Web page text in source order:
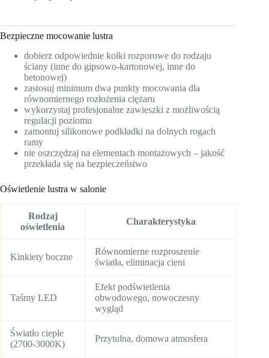
Bezpieczne mocowanie lustra
dobierz odpowiednie kołki rozporowe do rodzaju
ściany (inne do gipsowo-kartonowej, inne do
betonowej)
zastosuj minimum dwa punkty mocowania dla
równomiernego rozłożenia ciężaru
wykorzystaj profesjonalne zawieszki z możliwością
regulacji poziomu
zamontuj silikonowe podkładki na dolnych rogach
ramy
nie oszczędzaj na elementach montażowych – jakość
przekłada się na bezpieczeństwo
Oświetlenie lustra w salonie
Rodzaj
oświetlenia
Charakterystyka
Kinkiety boczne
Równomierne rozproszenie
światła, eliminacja cieni
Taśmy LED
Efekt podświetlenia
obwodowego, nowoczesny
wygląd
Światło ciepłe
(2700-3000K)
Przytulna, domowa atmosfera